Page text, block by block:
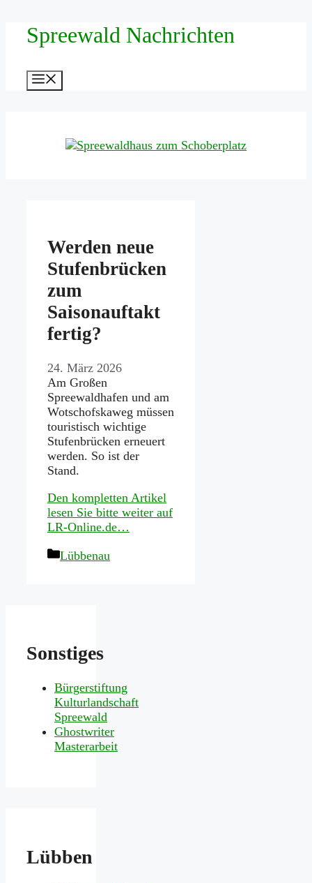
Zum
InhaltSpreewald Nachrichten
Werden neue
Stufenbrücken
zum
Saisonauftakt
fertig?
24. März 2026
Am Großen
Spreewaldhafen und am
Wotschofskaweg müssen
touristisch wichtige
Stufenbrücken erneuert
werden. So ist der
Stand.
Den kompletten Artikel
lesen Sie bitte weiter auf
LR-Online.de…
Kategorien
Lübbenau
Sonstiges
Bürgerstiftung
Kulturlandschaft
Spreewald
Ghostwriter
Masterarbeit
Lübben